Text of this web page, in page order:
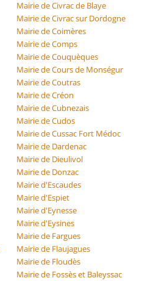
Mairie de Civrac de Blaye
Mairie de Civrac sur Dordogne
Mairie de Coimères
Mairie de Comps
Mairie de Couquèques
Mairie de Cours de Monségur
Mairie de Coutras
Mairie de Créon
Mairie de Cubnezais
Mairie de Cudos
Mairie de Cussac Fort Médoc
Mairie de Dardenac
Mairie de Dieulivol
Mairie de Donzac
Mairie d'Escaudes
Mairie d'Espiet
Mairie d'Eynesse
Mairie d'Eysines
Mairie de Fargues
Mairie de Flaujagues
Mairie de Floudès
Mairie de Fossès et Baleyssac